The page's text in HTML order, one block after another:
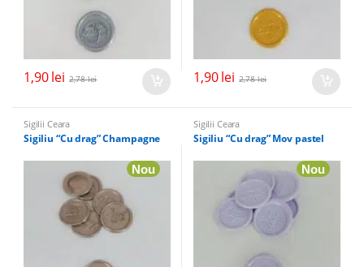
1,90lei 2,78lei 1,90lei 2,78lei
Sigilii Ceara
Sigiliu “Cu drag” Champagne
Nou
Sigilii Ceara
Sigiliu “Cu drag” Mov pastel
Nou